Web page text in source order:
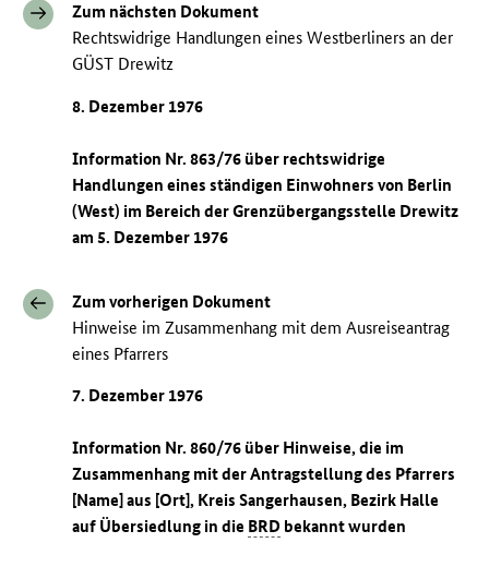
Zum nächsten Dokument
Rechtswidrige Handlungen eines Westberliners an der
GÜST Drewitz
8. Dezember 1976
Information Nr. 863/76 über rechtswidrige
Handlungen eines ständigen Einwohners von Berlin
(West) im Bereich der Grenzübergangsstelle Drewitz
am 5. Dezember 1976
Zum vorherigen Dokument
Hinweise im Zusammenhang mit dem Ausreiseantrag
eines Pfarrers
7. Dezember 1976
Information Nr. 860/76 über Hinweise, die im
Zusammenhang mit der Antragstellung des Pfarrers
[Name] aus [Ort], Kreis Sangerhausen, Bezirk Halle
auf Übersiedlung in die BRD bekannt wurden